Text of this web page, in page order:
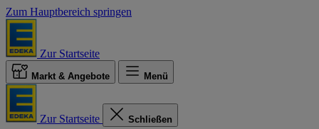
Zum Hauptbereich springen
Zur Startseite
Markt & Angebote Menü
Zur Startseite Schließen